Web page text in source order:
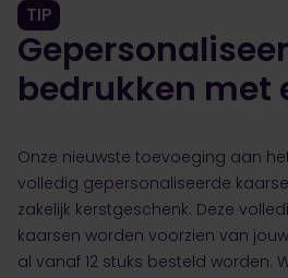
TIP
bedrukken met
Onze nieuwste toevoeging aan
volledig gepersonaliseerde
zakelijk kerstgeschenk. Deze
kaarsen worden voorzien van
al vanaf 12 stuks besteld worden.